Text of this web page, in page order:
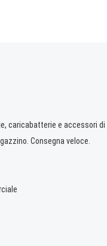
caricabatterie e accessori
Consegna veloce.